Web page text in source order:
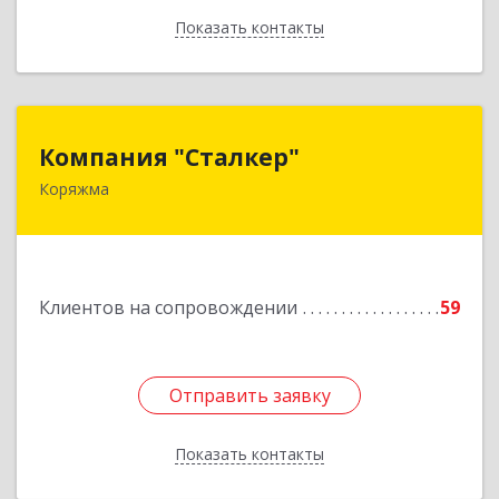
Показать контакты
Назад
Компания "Сталкер"
Коряжма
Клиентов на сопровождении 59
Отправить заявку
Показать контакты
Отправить заявку
Назад